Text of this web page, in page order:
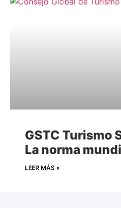
GSTC Turismo
La norma
LEER MÁS »